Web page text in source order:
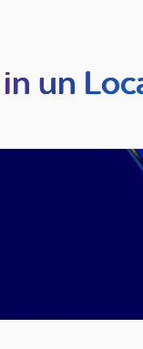
un